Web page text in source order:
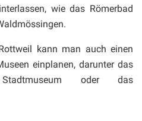
wie das Römerbad
kann man auch einen
einplanen, darunter das
oder das